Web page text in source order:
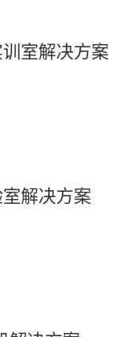
室解决方案
解决方案